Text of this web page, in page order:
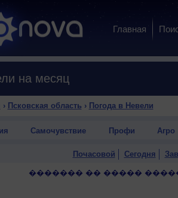
Главная
на месяц
› Псковская область › Погода в Невели
Самочувствие Профи Агро
Почасовой Сегодня
������� �� �����